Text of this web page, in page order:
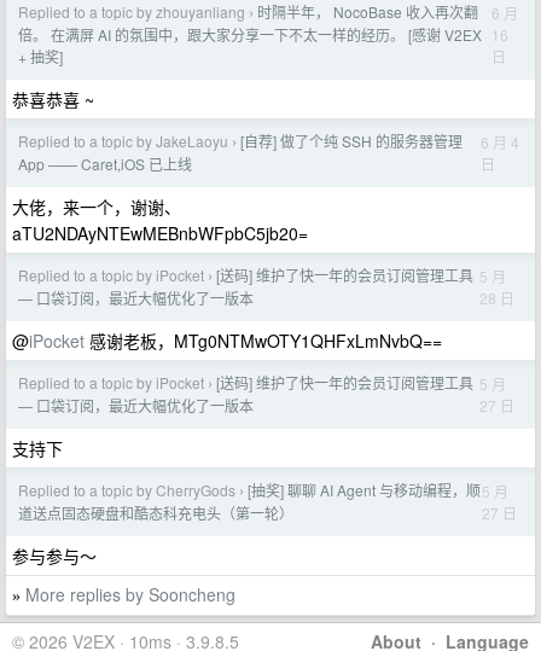
Replied to a topic by zhouyanliang › 时隔半年， NocoBase 收入再次翻
倍。 在满屏 AI 的氛围中，跟大家分享一下不太一样的经历。 [感谢 V2EX
+ 抽奖]
6 月
16
日
恭喜恭喜 ~
Replied to a topic by JakeLaoyu › [自荐] 做了个纯 SSH 的服务器管理
App —— Caret,iOS 已上线
6 月 4
日
大佬，来一个，谢谢、
aTU2NDAyNTEwMEBnbWFpbC5jb20=
Replied to a topic by iPocket › [送码] 维护了快一年的会员订阅管理工具
— 口袋订阅，最近大幅优化了一版本
5 月
28 日
@iPocket 感谢老板，MTg0NTMwOTY1QHFxLmNvbQ==
Replied to a topic by iPocket › [送码] 维护了快一年的会员订阅管理工具
— 口袋订阅，最近大幅优化了一版本
5 月
27 日
支持下
Replied to a topic by CherryGods › [抽奖] 聊聊 AI Agent 与移动编程，顺
道送点固态硬盘和酷态科充电头（第一轮）
5 月
27 日
参与参与～
» More replies by Sooncheng
About · Language
© 2026 V2EX · 10ms · 3.9.8.5